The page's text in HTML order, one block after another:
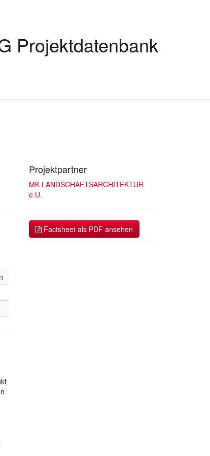
Projektdatenbank
Projektpartner
MK LANDSCHAFTSARCHITEKTUR
e.U.
Factsheet als PDF ansehen